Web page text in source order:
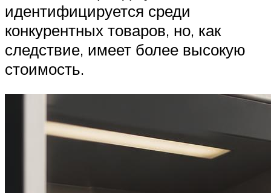
идентифицируется среди
конкурентных товаров, но, как
следствие, имеет более высокую
стоимость.